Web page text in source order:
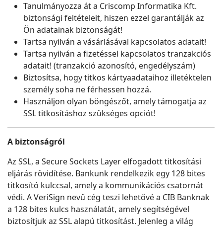
Tanulmányozza át a Criscomp Informatika Kft.
biztonsági feltételeit, hiszen ezzel garantálják az
Ön adatainak biztonságát!
Tartsa nyilván a vásárlásával kapcsolatos adatait!
Tartsa nyilván a fizetéssel kapcsolatos tranzakciós
adatait! (tranzakció azonosító, engedélyszám)
Biztosítsa, hogy titkos kártyaadataihoz illetéktelen
személy soha ne férhessen hozzá.
Használjon olyan böngészőt, amely támogatja az
SSL titkosításhoz szükséges opciót!
A biztonságról
Az SSL, a Secure Sockets Layer elfogadott titkosítási
eljárás rövidítése. Bankunk rendelkezik egy 128 bites
titkosító kulccsal, amely a kommunikációs csatornát
védi. A VeriSign nevű cég teszi lehetővé a CIB Banknak
a 128 bites kulcs használatát, amely segítségével
biztosítjuk az SSL alapú titkosítást. Jelenleg a világ